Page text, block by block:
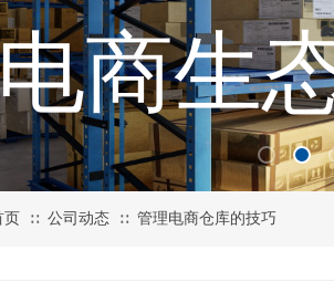
商生
页 ∷ 公司动态 ∷ 管理电商仓库的技巧